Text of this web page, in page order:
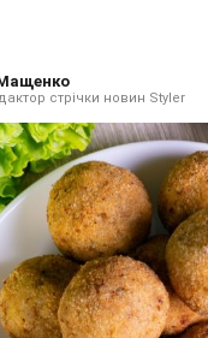
стрічки новин Styler